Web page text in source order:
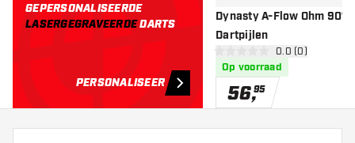
GEPERSONALISEERDE
LASERGEGRAVEERDEDARTS
PERSONALISEER
Dynasty A-Flow Ohm 90%
Dartpijlen
open reviews
0 score sterren0.0 (0)
Op voorraad
56,95